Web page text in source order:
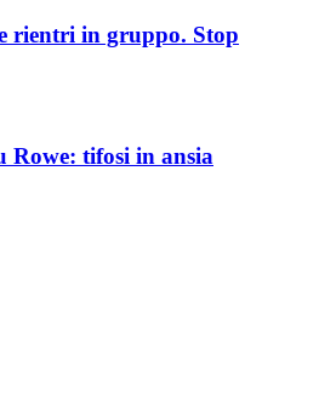
rientri in gruppo. Stop
Rowe: tifosi in ansia